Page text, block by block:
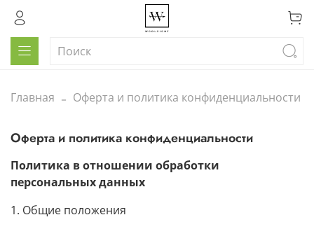
Главная Оферта и политика конфиденциальности
Оферта и политика конфиденциальности
Политика в отношении обработки
персональных данных
1. Общие положения